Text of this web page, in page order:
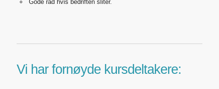
Gode råd hvis bedriften sliter.
Vi har fornøyde kursdeltakere: